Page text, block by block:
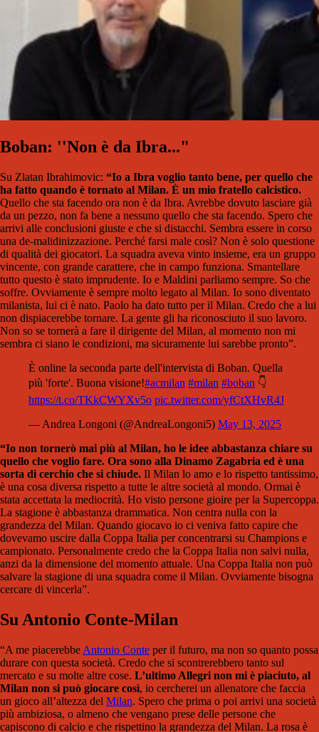
Boban: ''Non è da Ibra..."
Su Zlatan Ibrahimovic: “Io a Ibra voglio tanto bene, per quello che
ha fatto quando è tornato al Milan. È un mio fratello calcistico.
Quello che sta facendo ora non è da Ibra. Avrebbe dovuto lasciare già
da un pezzo, non fa bene a nessuno quello che sta facendo. Spero che
arrivi alle conclusioni giuste e che si distacchi. Sembra essere in corso
una de-malidinizzazione. Perché farsi male così? Non è solo questione
di qualità dei giocatori. La squadra aveva vinto insieme, era un gruppo
vincente, con grande carattere, che in campo funziona. Smantellare
tutto questo è stato imprudente. Io e Maldini parliamo sempre. So che
soffre. Ovviamente è sempre molto legato al Milan. Io sono diventato
milanista, lui ci è nato. Paolo ha dato tutto per il Milan. Credo che a lui
non dispiacerebbe tornare. La gente gli ha riconosciuto il suo lavoro.
Non so se tornerà a fare il dirigente del Milan, al momento non mi
sembra ci siano le condizioni, ma sicuramente lui sarebbe pronto”.
È online la seconda parte dell'intervista di Boban. Quella
più 'forte'. Buona visione!#acmilan #milan #boban 👇
https://t.co/TKkCWYXv5o pic.twitter.com/yfCtXHvR4J
— Andrea Longoni (@AndreaLongoni5) May 13, 2025
“Io non tornerò mai più al Milan, ho le idee abbastanza chiare su
quello che voglio fare. Ora sono alla Dinamo Zagabria ed è una
sorta di cerchio che si chiude. Il Milan lo amo e lo rispetto tantissimo,
è una cosa diversa rispetto a tutte le altre società al mondo. Ormai è
stata accettata la mediocrità. Ho visto persone gioire per la Supercoppa.
La stagione è abbastanza drammatica. Non centra nulla con la
grandezza del Milan. Quando giocavo io ci veniva fatto capire che
dovevamo uscire dalla Coppa Italia per concentrarsi su Champions e
campionato. Personalmente credo che la Coppa Italia non salvi nulla,
anzi da la dimensione del momento attuale. Una Coppa Italia non può
salvare la stagione di una squadra come il Milan. Ovviamente bisogna
cercare di vincerla”.
Su Antonio Conte-Milan
“A me piacerebbe Antonio Conte per il futuro, ma non so quanto possa
durare con questa società. Credo che si scontrerebbero tanto sul
mercato e su molte altre cose. L’ultimo Allegri non mi è piaciuto, al
Milan non si può giocare così, io cercherei un allenatore che faccia
un gioco all’altezza del Milan. Spero che prima o poi arrivi una società
più ambiziosa, o almeno che vengano prese delle persone che
capiscono di calcio e che rispettino la grandezza del Milan. La rosa è